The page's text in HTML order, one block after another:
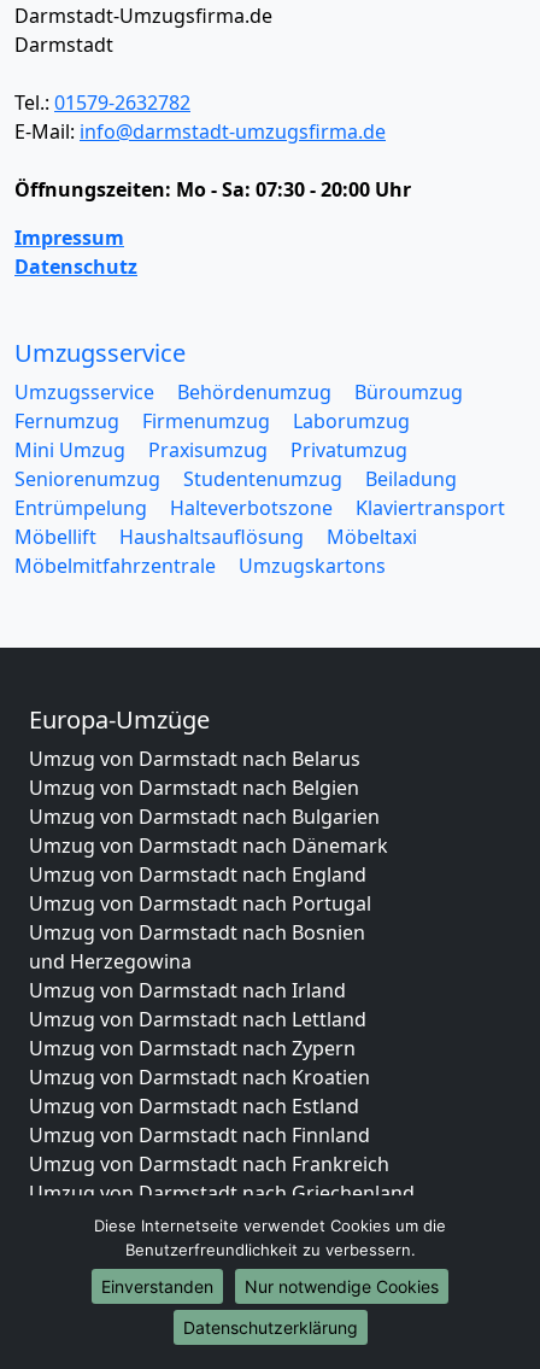
Darmstadt-Umzugsfirma.de
Darmstadt
Tel.: 01579-2632782
E-Mail: info@darmstadt-umzugsfirma.de
Öffnungszeiten: Mo - Sa: 07:30 - 20:00 Uhr
Impressum
Datenschutz
Umzugsservice
Umzugsservice Behördenumzug
Büroumzug
Fernumzug
Firmenumzug
Laborumzug
Mini Umzug
Praxisumzug
Privatumzug
Seniorenumzug
Studentenumzug
Beiladung
Entrümpelung
Halteverbotszone
Klaviertransport
Möbellift
Haushaltsauflösung
Möbeltaxi
Möbelmitfahrzentrale
Umzugskartons
Europa-Umzüge
Umzug von Darmstadt nach Belarus
Umzug von Darmstadt nach Belgien
Umzug von Darmstadt nach Bulgarien
Umzug von Darmstadt nach Dänemark
Umzug von Darmstadt nach England
Umzug von Darmstadt nach Portugal
Umzug von Darmstadt nach Bosnien
und Herzegowina
Umzug von Darmstadt nach Irland
Umzug von Darmstadt nach Lettland
Umzug von Darmstadt nach Zypern
Umzug von Darmstadt nach Kroatien
Umzug von Darmstadt nach Estland
Umzug von Darmstadt nach Finnland
Umzug von Darmstadt nach Frankreich
Umzug von Darmstadt nach Griechenland
Umzug von Darmstadt nach Italien
Umzug von Darmstadt nach Liechtenstein
Umzug von Darmstadt nach Luxemburg
Umzug von Darmstadt nach Niederlande
Umzug von Darmstadt nach Norwegen
Diese Internetseite verwendet Cookies um die
Benutzerfreundlichkeit zu verbessern.
Einverstanden
Nur notwendige Cookies
Datenschutzerklärung